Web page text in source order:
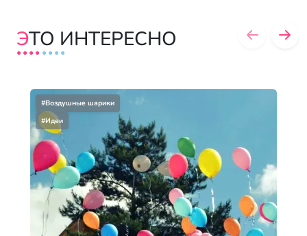
ЭТО ИНТЕРЕСНО
#Воздушные шарики
#Идеи